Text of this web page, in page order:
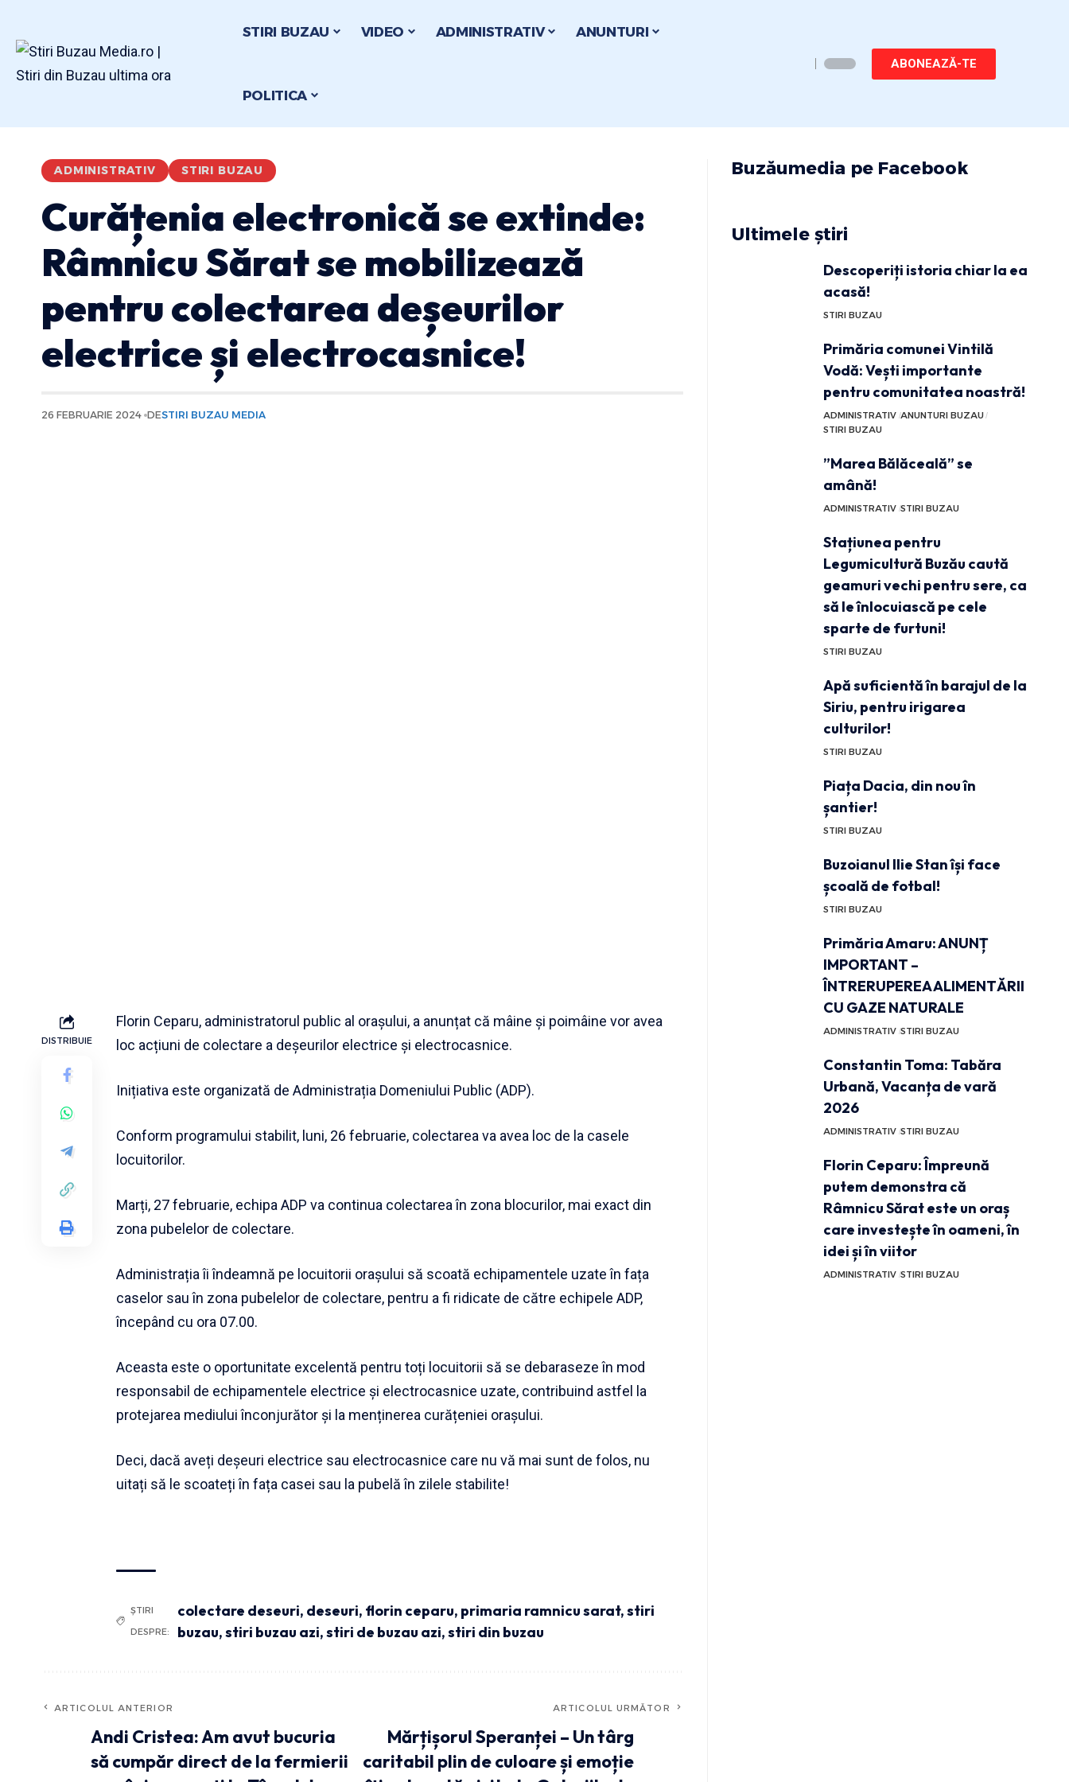
STIRI BUZAU VIDEO ADMINISTRATIV ANUNTURI
POLITICA
ABONEAZĂ-TE
ADMINISTRATIV STIRI BUZAU
Curățenia electronică se extinde:
Râmnicu Sărat se mobilizează
pentru colectarea deșeurilor
electrice și electrocasnice!
26 FEBRUARIE 2024 DESTIRI BUZAU MEDIA
DISTRIBUIE
Florin Ceparu, administratorul public al orașului, a anunțat că mâine și poimâine vor avea
loc acțiuni de colectare a deșeurilor electrice și electrocasnice.
Inițiativa este organizată de Administrația Domeniului Public (ADP).
Conform programului stabilit, luni, 26 februarie, colectarea va avea loc de la casele
locuitorilor.
Marți, 27 februarie, echipa ADP va continua colectarea în zona blocurilor, mai exact din
zona pubelelor de colectare.
Administrația îi îndeamnă pe locuitorii orașului să scoată echipamentele uzate în fața
caselor sau în zona pubelelor de colectare, pentru a fi ridicate de către echipele ADP,
începând cu ora 07.00.
Aceasta este o oportunitate excelentă pentru toți locuitorii să se debaraseze în mod
responsabil de echipamentele electrice și electrocasnice uzate, contribuind astfel la
protejarea mediului înconjurător și la menținerea curățeniei orașului.
Deci, dacă aveți deșeuri electrice sau electrocasnice care nu vă mai sunt de folos, nu
uitați să le scoateți în fața casei sau la pubelă în zilele stabilite!
ȘTIRI
DESPRE:
colectare deseuri, deseuri, florin ceparu, primaria ramnicu sarat,stiri
buzau,stiri buzau azi,stiri de buzau azi,stiri din buzau
ARTICOLUL ANTERIOR
Andi Cristea: Am avut bucuria
să cumpăr direct de la fermierii
ARTICOLUL URMĂTOR
Mărțișorul Speranței – Un târg
caritabil plin de culoare și emoție
Buzăumedia pe Facebook
Ultimele știri
Descoperiți istoria chiar la ea
acasă!
STIRI BUZAU
Primăria comunei Vintilă
Vodă: Vești importante
pentru comunitatea noastră!
ADMINISTRATIV ANUNTURI BUZAU
STIRI BUZAU
”Marea Bălăceală” se
amână!
ADMINISTRATIV STIRI BUZAU
Stațiunea pentru
Legumicultură Buzău caută
geamuri vechi pentru sere, ca
să le înlocuiască pe cele
sparte de furtuni!
STIRI BUZAU
Apă suficientă în barajul de la
Siriu, pentru irigarea
culturilor!
STIRI BUZAU
Piața Dacia, din nou în
șantier!
STIRI BUZAU
Buzoianul Ilie Stan își face
școală de fotbal!
STIRI BUZAU
Primăria Amaru: ANUNȚ
IMPORTANT –
ÎNTRERUPEREA ALIMENTĂRII
CU GAZE NATURALE
ADMINISTRATIV STIRI BUZAU
Constantin Toma: Tabăra
Urbană, Vacanța de vară
2026
ADMINISTRATIV STIRI BUZAU
Florin Ceparu: Împreună
putem demonstra că
Râmnicu Sărat este un oraș
care investește în oameni, în
idei și în viitor
ADMINISTRATIV STIRI BUZAU